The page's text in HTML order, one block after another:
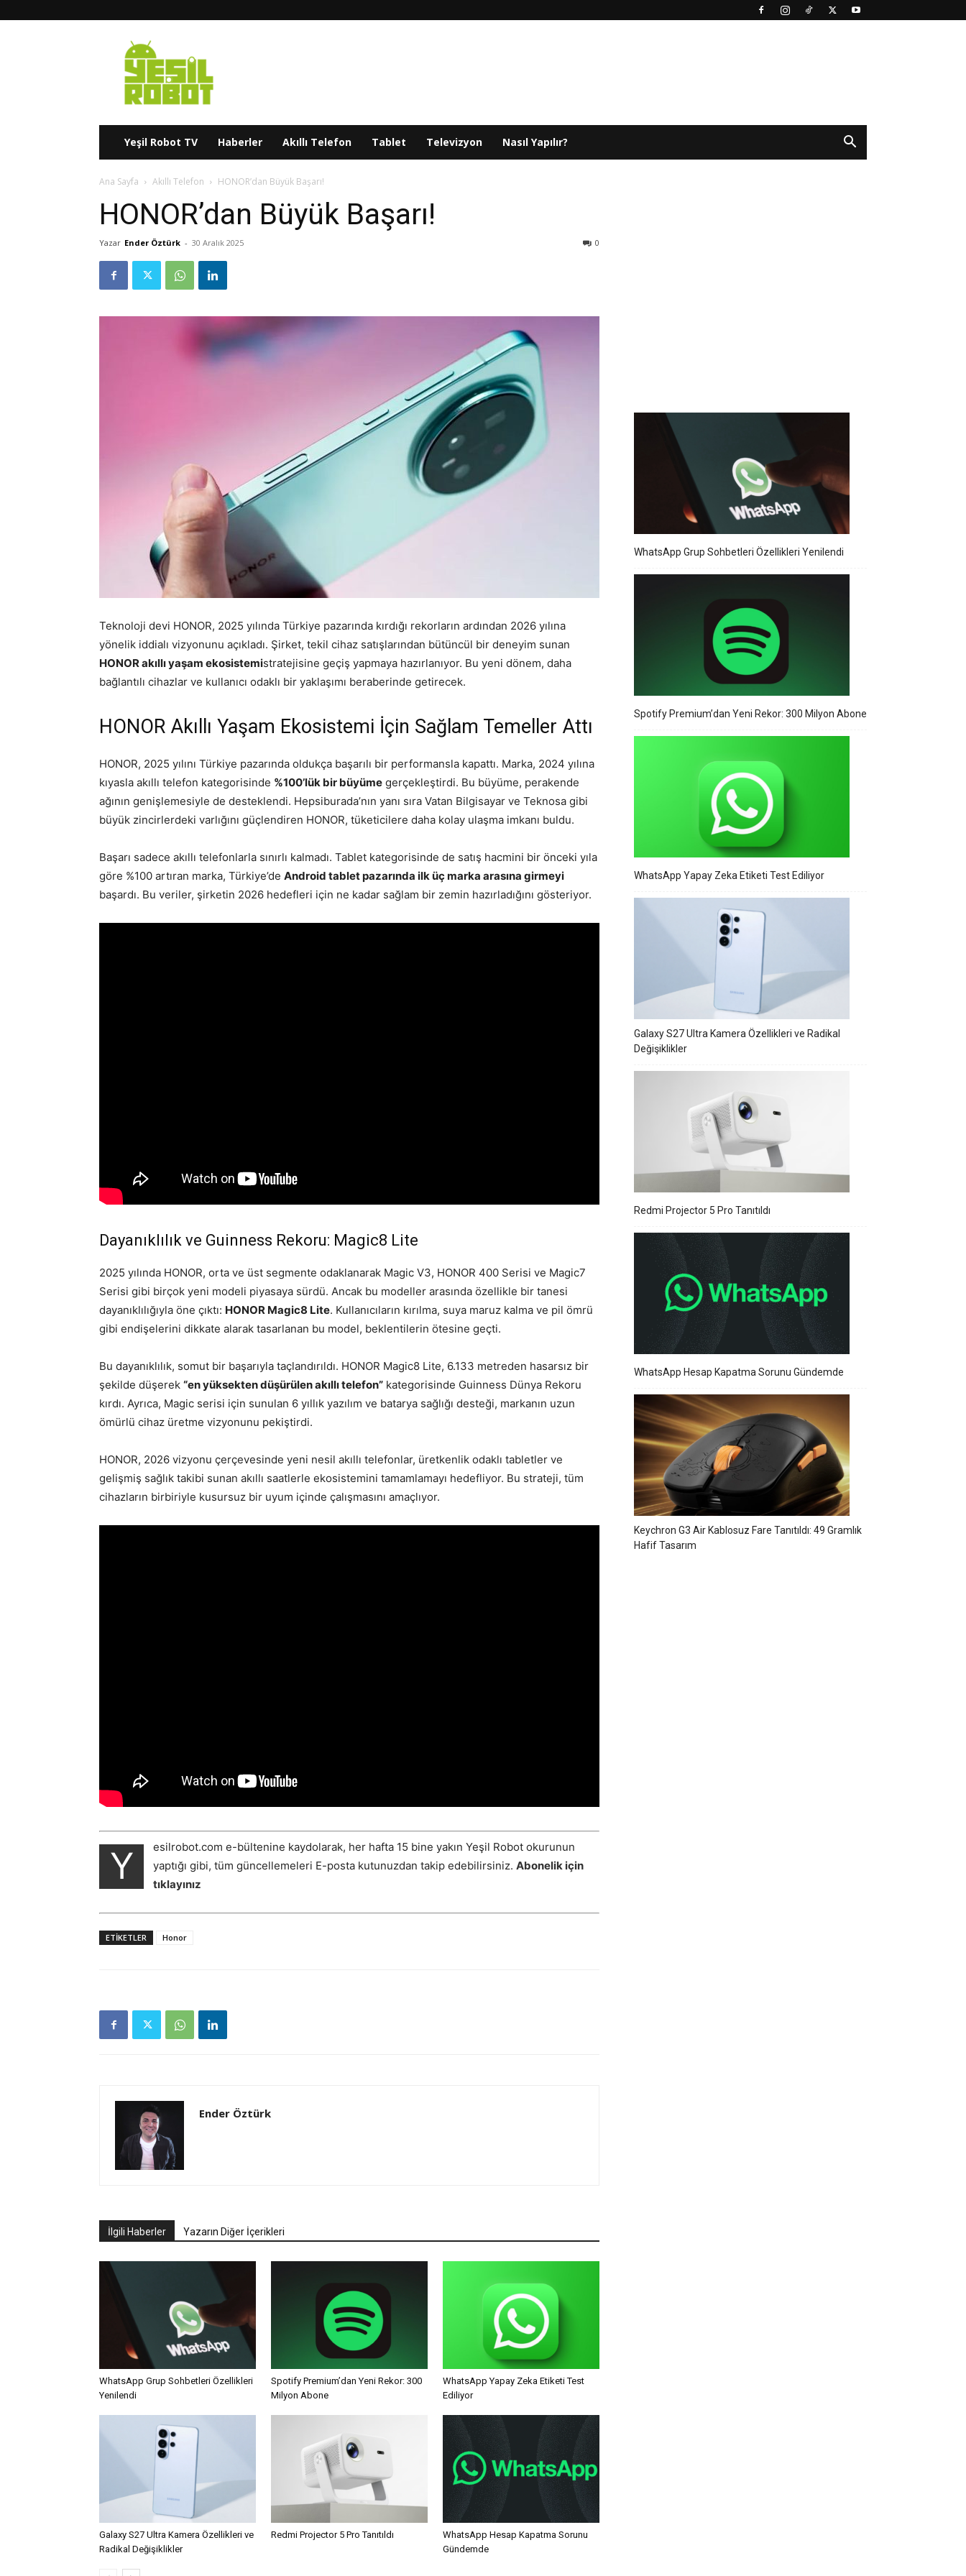
Yeşil
Robot
Yeşil Robot TV Haberler Akıllı Telefon Tablet Televizyon Nasıl Yapılır?
Ana Sayfa Akıllı Telefon HONOR’dan Büyük Başarı!
HONOR’dan Büyük Başarı!
Yazar Ender Öztürk - 30 Aralık 2025 0
Teknoloji devi HONOR, 2025 yılında Türkiye pazarında kırdığı rekorların ardından 2026 yılına
yönelik iddialı vizyonunu açıkladı. Şirket, tekil cihaz satışlarından bütüncül bir deneyim sunan
HONOR akıllı yaşam ekosistemistratejisine geçiş yapmaya hazırlanıyor. Bu yeni dönem, daha
bağlantılı cihazlar ve kullanıcı odaklı bir yaklaşımı beraberinde getirecek.
HONOR Akıllı Yaşam Ekosistemi İçin Sağlam Temeller Attı
HONOR, 2025 yılını Türkiye pazarında oldukça başarılı bir performansla kapattı. Marka, 2024 yılına
kıyasla akıllı telefon kategorisinde %100’lük bir büyüme gerçekleştirdi. Bu büyüme, perakende
ağının genişlemesiyle de desteklendi. Hepsiburada’nın yanı sıra Vatan Bilgisayar ve Teknosa gibi
büyük zincirlerdeki varlığını güçlendiren HONOR, tüketicilere daha kolay ulaşma imkanı buldu.
Başarı sadece akıllı telefonlarla sınırlı kalmadı. Tablet kategorisinde de satış hacmini bir önceki yıla
göre %100 artıran marka, Türkiye’de Android tablet pazarında ilk üç marka arasına girmeyi
başardı. Bu veriler, şirketin 2026 hedefleri için ne kadar sağlam bir zemin hazırladığını gösteriyor.
Dayanıklılık ve Guinness Rekoru: Magic8 Lite
2025 yılında HONOR, orta ve üst segmente odaklanarak Magic V3, HONOR 400 Serisi ve Magic7
Serisi gibi birçok yeni modeli piyasaya sürdü. Ancak bu modeller arasında özellikle bir tanesi
dayanıklılığıyla öne çıktı: HONOR Magic8 Lite. Kullanıcıların kırılma, suya maruz kalma ve pil ömrü
gibi endişelerini dikkate alarak tasarlanan bu model, beklentilerin ötesine geçti.
Bu dayanıklılık, somut bir başarıyla taçlandırıldı. HONOR Magic8 Lite, 6.133 metreden hasarsız bir
şekilde düşerek “en yüksekten düşürülen akıllı telefon” kategorisinde Guinness Dünya Rekoru
kırdı. Ayrıca, Magic serisi için sunulan 6 yıllık yazılım ve batarya sağlığı desteği, markanın uzun
ömürlü cihaz üretme vizyonunu pekiştirdi.
HONOR, 2026 vizyonu çerçevesinde yeni nesil akıllı telefonlar, üretkenlik odaklı tabletler ve
gelişmiş sağlık takibi sunan akıllı saatlerle ekosistemini tamamlamayı hedefliyor. Bu strateji, tüm
cihazların birbiriyle kusursuz bir uyum içinde çalışmasını amaçlıyor.
Y
esilrobot.com e-bültenine kaydolarak, her hafta 15 bine yakın Yeşil Robot okurunun
yaptığı gibi, tüm güncellemeleri E-posta kutunuzdan takip edebilirsiniz. Abonelik için
tıklayınız
ETIKETLER Honor
Ender Öztürk
İlgili Haberler Yazarın Diğer İçerikleri
WhatsApp Grup Sohbetleri Özellikleri
Yenilendi
Spotify Premium’dan Yeni Rekor: 300
Milyon Abone
WhatsApp Yapay Zeka Etiketi Test
Ediliyor
Galaxy S27 Ultra Kamera Özellikleri ve
Radikal Değişiklikler
Redmi Projector 5 Pro Tanıtıldı
WhatsApp Hesap Kapatma Sorunu
Gündemde
WhatsApp Grup Sohbetleri Özellikleri Yenilendi
Spotify Premium’dan Yeni Rekor: 300 Milyon Abone
WhatsApp Yapay Zeka Etiketi Test Ediliyor
Galaxy S27 Ultra Kamera Özellikleri ve Radikal
Değişiklikler
Redmi Projector 5 Pro Tanıtıldı
WhatsApp Hesap Kapatma Sorunu Gündemde
Keychron G3 Air Kablosuz Fare Tanıtıldı: 49 Gramlık
Hafif Tasarım